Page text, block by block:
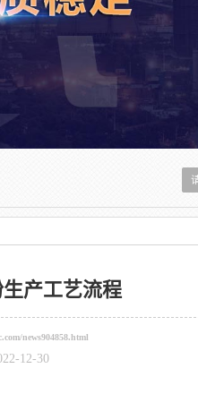
产工艺流程
news904858.html
12-30